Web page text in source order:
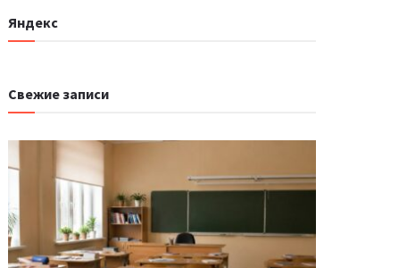
Яндекс
Свежие записи